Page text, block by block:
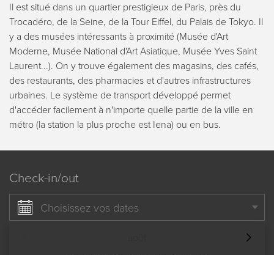
Il est situé dans un quartier prestigieux de Paris, près du
Trocadéro, de la Seine, de la Tour Eiffel, du Palais de Tokyo. Il
y a des musées intéressants à proximité (Musée d'Art
Moderne, Musée National d'Art Asiatique, Musée Yves Saint
Laurent...). On y trouve également des magasins, des cafés,
des restaurants, des pharmacies et d'autres infrastructures
urbaines. Le système de transport développé permet
d'accéder facilement à n'importe quelle partie de la ville en
métro (la station la plus proche est Iena) ou en bus.
Check-in/out
Choisissez vos dates